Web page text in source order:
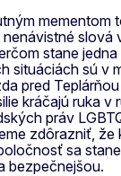
mementom
slová
stane
situáciách sú v
pred
kráčajú ruka v
práv
zdôrazniť, že
sa
a